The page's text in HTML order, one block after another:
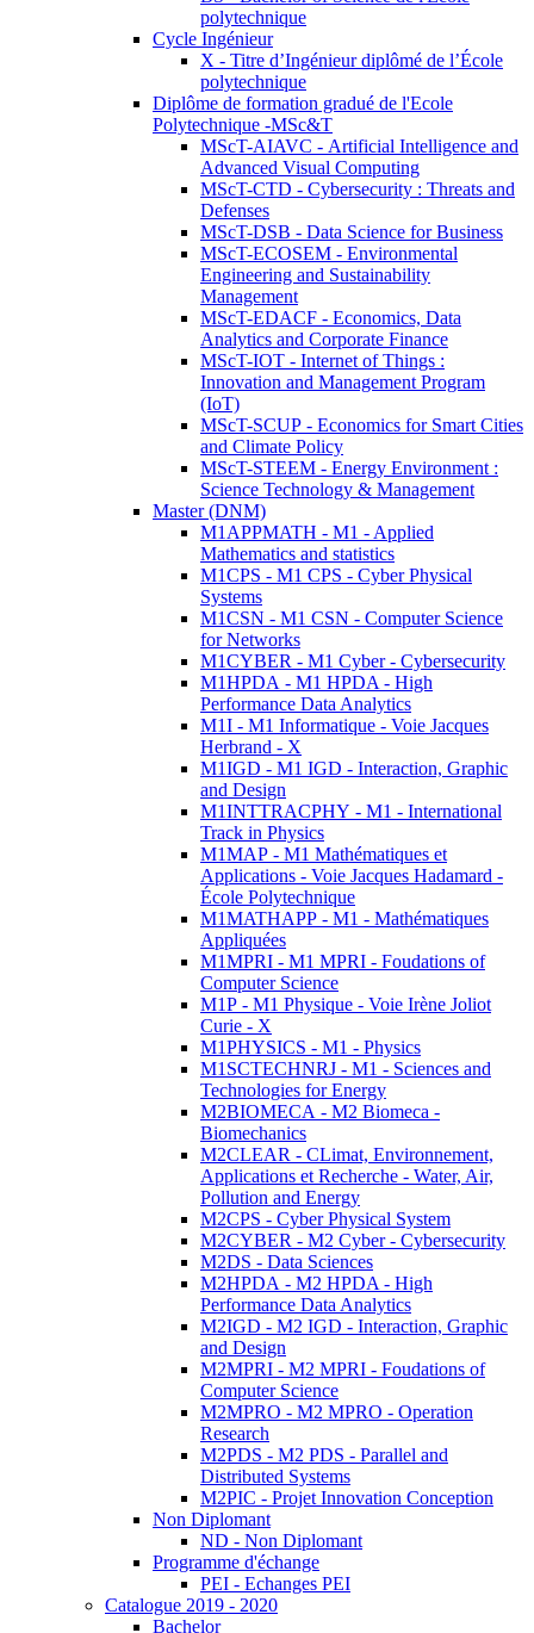
polytechnique
Cycle Ingénieur
X - Titre d’Ingénieur diplômé de l’École
polytechnique
Diplôme de formation gradué de l'Ecole
Polytechnique -MSc&T
MScT-AIAVC - Artificial Intelligence and
Advanced Visual Computing
MScT-CTD - Cybersecurity : Threats and
Defenses
MScT-DSB - Data Science for Business
MScT-ECOSEM - Environmental
Engineering and Sustainability
Management
MScT-EDACF - Economics, Data
Analytics and Corporate Finance
MScT-IOT - Internet of Things :
Innovation and Management Program
(IoT)
MScT-SCUP - Economics for Smart Cities
and Climate Policy
MScT-STEEM - Energy Environment :
Science Technology & Management
Master (DNM)
M1APPMATH - M1 - Applied
Mathematics and statistics
M1CPS - M1 CPS - Cyber Physical
Systems
M1CSN - M1 CSN - Computer Science
for Networks
M1CYBER - M1 Cyber - Cybersecurity
M1HPDA - M1 HPDA - High
Performance Data Analytics
M1I - M1 Informatique - Voie Jacques
Herbrand - X
M1IGD - M1 IGD - Interaction, Graphic
and Design
M1INTTRACPHY - M1 - International
Track in Physics
M1MAP - M1 Mathématiques et
Applications - Voie Jacques Hadamard -
École Polytechnique
M1MATHAPP - M1 - Mathématiques
Appliquées
M1MPRI - M1 MPRI - Foudations of
Computer Science
M1P - M1 Physique - Voie Irène Joliot
Curie - X
M1PHYSICS - M1 - Physics
M1SCTECHNRJ - M1 - Sciences and
Technologies for Energy
M2BIOMECA - M2 Biomeca -
Biomechanics
M2CLEAR - CLimat, Environnement,
Applications et Recherche - Water, Air,
Pollution and Energy
M2CPS - Cyber Physical System
M2CYBER - M2 Cyber - Cybersecurity
M2DS - Data Sciences
M2HPDA - M2 HPDA - High
Performance Data Analytics
M2IGD - M2 IGD - Interaction, Graphic
and Design
M2MPRI - M2 MPRI - Foudations of
Computer Science
M2MPRO - M2 MPRO - Operation
Research
M2PDS - M2 PDS - Parallel and
Distributed Systems
M2PIC - Projet Innovation Conception
Non Diplomant
ND - Non Diplomant
Programme d'échange
PEI - Echanges PEI
Catalogue 2019 - 2020
Bachelor